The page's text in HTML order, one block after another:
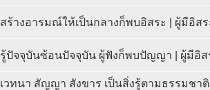
สร้างอารมณ์ให้เป็นกลางก็พบอิสระ | ผู้มีอิส
รู้ปัจจุบันซ้อนปัจจุบัน ผู้ฟังก็พบปัญญา | ผู้มีอิส
เวทนา สัญญา สังขาร เป็นสิ่งรู้ตามธรรมชา